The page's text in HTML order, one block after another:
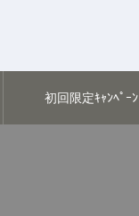
初回限定ｷｬﾝﾍﾟｰﾝ